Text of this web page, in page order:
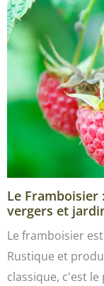
Le
vergers et
Le framboisier
Rustique et
classique, c'est